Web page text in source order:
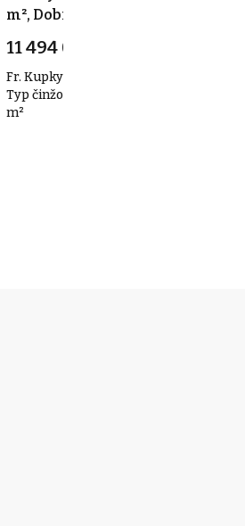
m², Dobruška
11 494 000 Kč
Fr. Kupky 445, Dobruška
Typ činžovní domy • Plocha 302
m²